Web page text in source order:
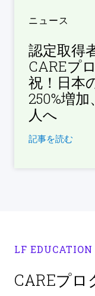
ニュース
認定取得
CAREプ
祝！日本
250%増
人へ
記事を読む
LF EDUCATION
CAREプロ